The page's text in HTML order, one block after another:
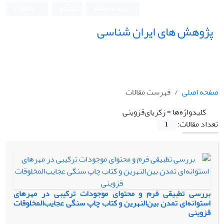
پژوهش های ایران شناسی
صفحه اصلی
فهرست مقالات
کلیدواژه‌ها =زکریای‌قزوینی
تعداد مقالات:
1
بررسی تطبیقی فرم و محتوای موجودات ترکیبی در مهرهای
استوانه‌ای تمدن بین‌النهرین و کتاب چاپ سنگی عجایب‌المخلوقات
قزوینی